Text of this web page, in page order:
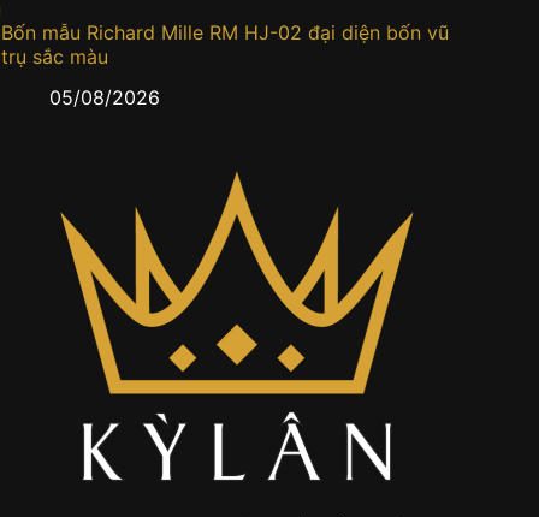
Bốn mẫu Richard Mille RM HJ-02 đại diện bốn vũ
trụ sắc màu
05/08/2026